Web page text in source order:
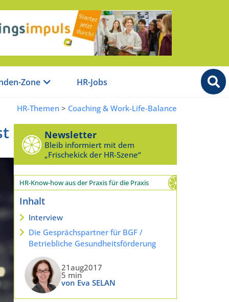
Zone HR-Jobs
HR-Themen > Coaching & Work-Life-Balance
Newsletter
Bleib informiert mit dem
„Frischekick der HR-Szene“
HR-Know-how aus der Praxis für die Praxis
Inhalt
Interview
Die Gesprächspartner für BGF /
Betriebliche Gesundheitsförderung
21aug2017
5 min
von Eva SELAN